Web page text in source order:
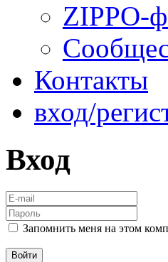
ZIPPO-
Контакты
вход/
Вход
Запомнить меня на этом